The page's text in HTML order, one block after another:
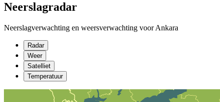
Neerslagradar
Neerslagverwachting en weersverwachting voor Ankara
Radar
Weer
Satelliet
Temperatuur